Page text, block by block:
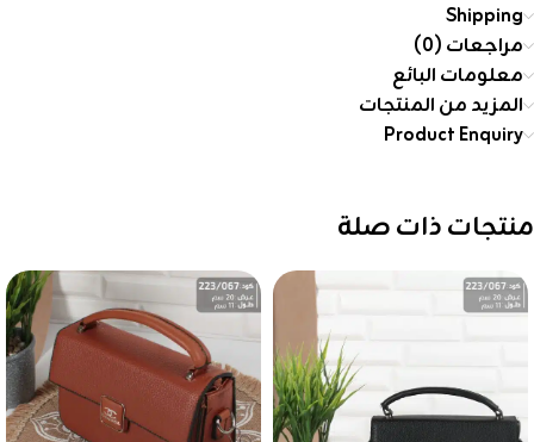
Shipping
مراجعات (0)
معلومات البائع
المزيد من المنتجات
Product Enquiry
منتجات ذات صلة